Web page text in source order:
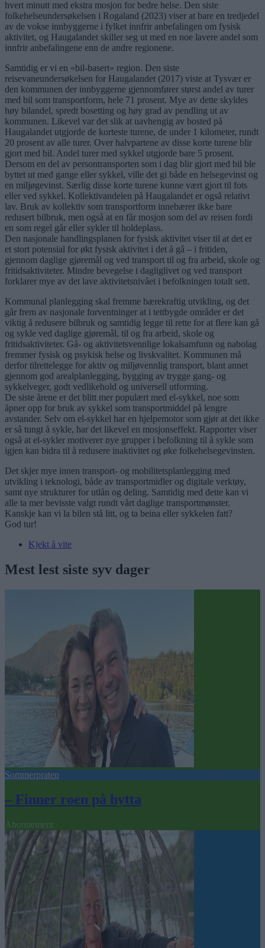
hvert minutt med ekstra mosjon for bedre helse. Den siste
folkehelseundersøkelsen i Rogaland (2023) viser at bare en tredjedel
av de vokse innbyggerne i fylket innfrir anbefalingen om fysisk
aktivitet, og Haugalandet skiller seg ut med en noe lavere andel som
innfrir anbefalingene enn de andre regionene.
Samtidig er vi en «bil-basert» region. Den siste
reisevaneundersøkelsen for Haugalandet (2017) viste at Tysvær er
den kommunen der innbyggerne gjennomfører størst andel av turer
med bil som transportform, hele 71 prosent. Mye av dette skyldes
høy bilandel, spredt bosetting og høy grad av pendling ut av
kommunen. Likevel var det slik at uavhengig av bosted på
Haugalandet utgjorde de korteste turene, de under 1 kilometer, rundt
20 prosent av alle turer. Over halvpartene av disse korte turene blir
gjort med bil. Andel turer med sykkel utgjorde bare 5 prosent.
Dersom en del av persontransporten som i dag blir gjort med bil ble
byttet ut med gange eller sykkel, ville det gi både en helsegevinst og
en miljøgevinst. Særlig disse korte turene kunne vært gjort til fots
eller ved sykkel. Kollektivandelen på Haugalandet er også relativt
lav. Bruk av kollektiv som transportform innebærer ikke bare
redusert bilbruk, men også at en får mosjon som del av reisen fordi
en som regel går eller sykler til holdeplass.
Den nasjonale handlingsplanen for fysisk aktivitet viser til at det er
et stort potensial for økt fysisk aktivitet i det å gå – i fritiden,
gjennom daglige gjøremål og ved transport til og fra arbeid, skole og
fritidsaktiviteter. Mindre bevegelse i dagliglivet og ved transport
forklarer mye av det lave aktivitetsnivået i befolkningen totalt sett.
Kommunal planlegging skal fremme bærekraftig utvikling, og det
går frem av nasjonale forventninger at i tettbygde områder er det
viktig å redusere bilbruk og samtidig legge til rette for at flere kan gå
og sykle ved daglige gjøremål, til og fra arbeid, skole og
fritidsaktiviteter. Gå- og aktivitetsvennlige lokalsamfunn og nabolag
fremmer fysisk og psykisk helse og livskvalitet. Kommunen må
derfor tilrettelegge for aktiv og miljøvennlig transport, blant annet
gjennom god arealplanlegging, bygging av trygge gang- og
sykkelveger, godt vedlikehold og universell utforming.
De siste årene er det blitt mer populært med el-sykkel, noe som
åpner opp for bruk av sykkel som transportmiddel på lengre
avstander. Selv om el-sykkel har en hjelpemotor som gjør at det ikke
er så tungt å sykle, har det likevel en mosjonseffekt. Rapporter viser
også at el-sykler motiverer nye grupper i befolkning til å sykle som
igjen kan bidra til å redusere inaktivitet og øke folkehelsegevinsten.
Det skjer mye innen transport- og mobilitetsplanlegging med
utvikling i teknologi, både av transportmidler og digitale verktøy,
samt nye strukturer for utlån og deling. Samtidig med dette kan vi
alle ta mer bevisste valgt rundt vårt daglige transportmønster.
Kanskje kan vi la bilen stå litt, og ta beina eller sykkelen fatt?
God tur!
Kjekt å vite
Mest lest siste syv dager
Sommerpraten
– Finner roen på hytta
Abonnement